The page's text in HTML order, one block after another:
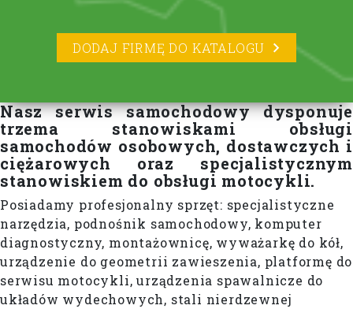
DODAJ FIRMĘ DO KATALOGU
Nasz serwis samochodowy dysponuje
trzema stanowiskami obsługi
samochodów osobowych, dostawczych i
ciężarowych oraz specjalistycznym
stanowiskiem do obsługi motocykli.
Posiadamy profesjonalny sprzęt: specjalistyczne
narzędzia, podnośnik samochodowy, komputer
diagnostyczny, montażownicę, wyważarkę do kół,
urządzenie do geometrii zawieszenia, platformę do
serwisu motocykli, urządzenia spawalnicze do
układów wydechowych, stali nierdzewnej